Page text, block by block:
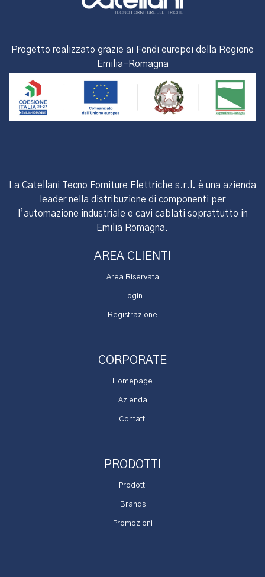
Progetto realizzato grazie ai Fondi europei della Regione
Emilia-Romagna
La Catellani Tecno Forniture Elettriche s.r.l. è una azienda
leader nella distribuzione di componenti per
l’automazione industriale e cavi cablati soprattutto in
Emilia Romagna.
AREA CLIENTI
Area Riservata
Login
Registrazione
CORPORATE
Homepage
Azienda
Contatti
PRODOTTI
Prodotti
Brands
Promozioni